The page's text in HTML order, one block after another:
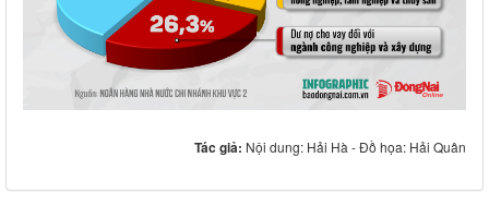
Tác giả: Nội dung: Hải Hà - Đồ họa: Hải Quân